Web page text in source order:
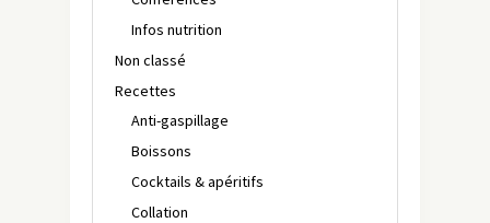
Infos nutrition
Non classé
Recettes
Anti-gaspillage
Boissons
Cocktails & apéritifs
Collation